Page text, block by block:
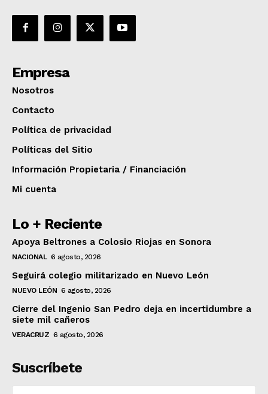
Empresa
Nosotros
Contacto
Política de privacidad
Políticas del Sitio
Información Propietaria / Financiación
Mi cuenta
Lo + Reciente
Apoya Beltrones a Colosio Riojas en Sonora
NACIONAL 6 agosto, 2026
Seguirá colegio militarizado en Nuevo León
NUEVO LEÓN 6 agosto, 2026
Cierre del Ingenio San Pedro deja en incertidumbre a
siete mil cañeros
VERACRUZ 6 agosto, 2026
Suscríbete